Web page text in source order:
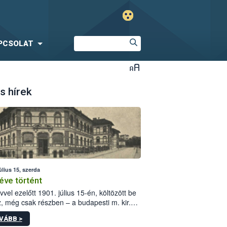
hírek
15, szerda
történt
ezelőtt 1901. július 15-én, költözött be
még csak részben – a budapesti m. kir.
állomás a Kis Rókus utca
alatti, Czigler Győző által tervezett új
>